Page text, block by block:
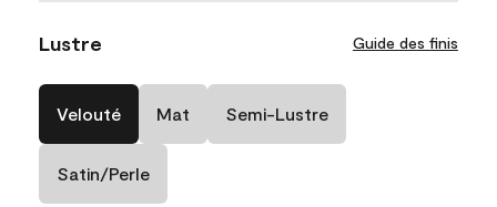
Lustre Guide des finis
Velouté Mat Semi-Lustre
Satin/Perle